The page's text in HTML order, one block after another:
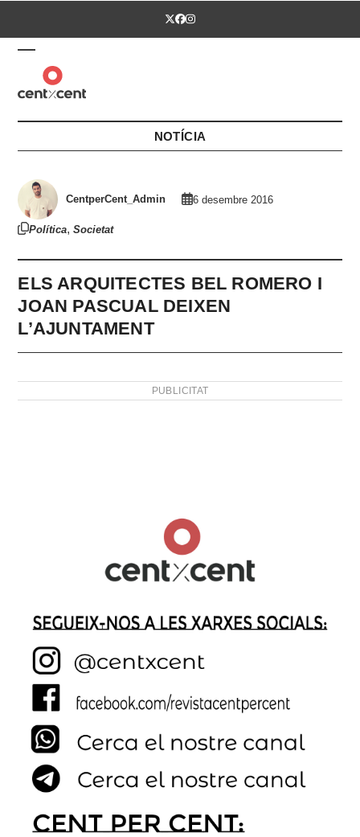
Twitter
Facebook
Instagram
Open
mobile
menu
Close
mobile
menu
NOTÍCIA
CentperCent_Admin 6 desembre 2016
Política,Societat
ELS ARQUITECTES BEL ROMERO I
JOAN PASCUAL DEIXEN
L’AJUNTAMENT
PUBLICITAT